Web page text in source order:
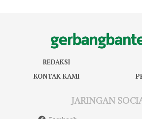
REDAKSI
KONTAK KAMI
JARINGAN